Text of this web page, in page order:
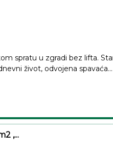
spratu u zgradi bez lifta.
život, odvojena spavaća...
,...